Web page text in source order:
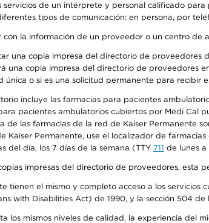
servicios de un intérprete y personal calificado
tipos de comunicación: en persona, por
con la información de un proveedor o un centro de
una copia impresa del directorio de proveedores
una copia impresa del directorio de proveedores
única o si es una solicitud permanente para recibir
incluye las farmacias para pacientes
pacientes ambulatorios cubiertos por Medi Cal
de las farmacias de la red de Kaiser Permanente
Kaiser Permanente, use el localizador de farmacias
del día, los 7 días de la semana (TTY 711 de lunes a
impresas del directorio de proveedores, esta
tienen el mismo y completo acceso a los
with Disabilities Act) de 1990, y la sección 504
los mismos niveles de calidad, la experiencia del